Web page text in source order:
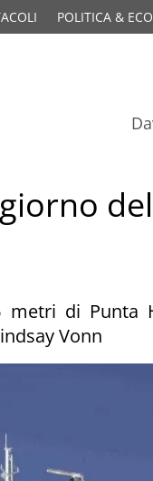
POLITICA &
metri di Punta
Vonn